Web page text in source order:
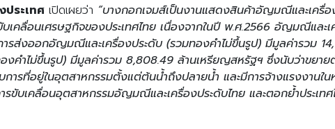
ประเทศ เปิดเผยว่า “บางกอกเจมส์เป็นงานแสดงสินค้าอัญมณีและเครื่อ
คลื่อนเศรษฐกิจของประเทศไทย เนื่องจากในปี พ.ศ.2566 อัญมณีและเ
ส่งออกอัญมณีและเครื่องประดับ (รวมทองคำไม่ขึ้นรูป) มีมูลค่ารวม
คำไม่ขึ้นรูป) มีมูลค่ารวม 8,808.49 ล้านเหรียญสหรัฐฯ ซึ่งนับว่าขยาย
ารที่อยู่ในอุตสาหกรรมตั้งแต่ต้นน้ำถึงปลายน้ำ และมีการจ้างแรงงานใ
เคลื่อนอุตสาหกรรมอัญมณีและเครื่องประดับไทย และตอกย้ำประเทศ